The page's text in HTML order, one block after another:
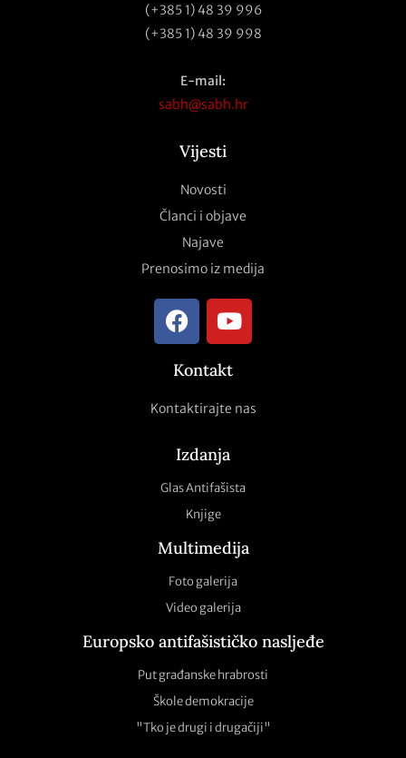
(+385 1) 48 39 996
(+385 1) 48 39 998
E-mail:
sabh@sabh.hr
Vijesti
Novosti
Članci i objave
Najave
Prenosimo iz medija
Kontakt
Kontaktirajte nas
Izdanja
Glas Antifašista
Knjige
Multimedija
Foto galerija
Video galerija
Europsko antifašističko nasljeđe
Put građanske hrabrosti
Škole demokracije
"Tko je drugi i drugačiji"